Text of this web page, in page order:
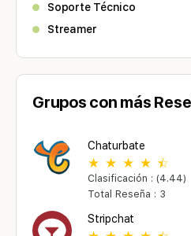
Soporte Técnico
Streamer
Grupos con más
Chaturbate
Clasificación : (4.44)
Total Reseña : 3
Stripchat